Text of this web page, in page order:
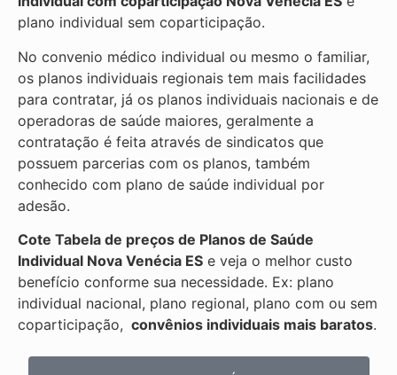
plano individual sem coparticipação.
No convenio médico individual ou mesmo o familiar,
os planos individuais regionais tem mais facilidades
para contratar, já os planos individuais nacionais e de
operadoras de saúde maiores, geralmente a
contratação é feita através de sindicatos que
possuem parcerias com os planos, também
conhecido com plano de saúde individual por
adesão.
Cote Tabela de preços de Planos de Saúde
Individual Nova Venécia ES e veja o melhor custo
benefício conforme sua necessidade. Ex: plano
individual nacional, plano regional, plano com ou sem
coparticipação, convênios individuais mais baratos.